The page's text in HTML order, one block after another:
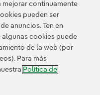
Información legal
Política de cookies
Canal de denuncias
mejorar continuamente
pueden ser
anuncios. Ten en
cookies puede
de la web (por
Para más
Política de